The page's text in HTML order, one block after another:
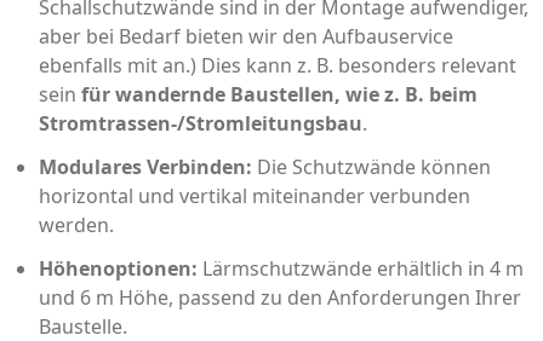
Schallschutzwände sind in der Montage aufwendiger,
aber bei Bedarf bieten wir den Aufbauservice
ebenfalls mit an.) Dies kann z. B. besonders relevant
sein für wandernde Baustellen, wie z. B. beim
Stromtrassen-/Stromleitungsbau.
Modulares Verbinden: Die Schutzwände können
horizontal und vertikal miteinander verbunden
werden.
Höhenoptionen: Lärmschutzwände erhältlich in 4 m
und 6 m Höhe, passend zu den Anforderungen Ihrer
Baustelle.